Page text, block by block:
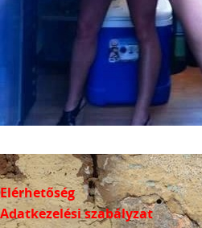
Elérhetőség
Adatkezelési szabályzat